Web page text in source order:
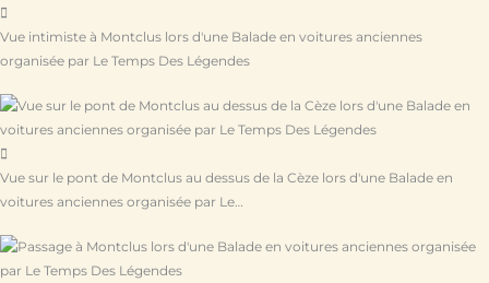
Vue intimiste à Montclus lors d'une Balade en voitures anciennes
organisée par Le Temps Des Légendes
Vue sur le pont de Montclus au dessus de la Cèze lors d'une Balade en
voitures anciennes organisée par Le…